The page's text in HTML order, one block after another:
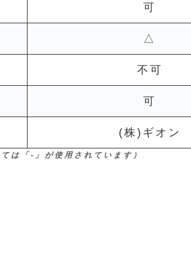
可
△
不可
可
(株)ギオン
は「-」が使用されています）